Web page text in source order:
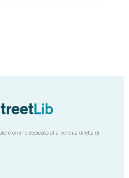
online dedicato alla vendita diretta di